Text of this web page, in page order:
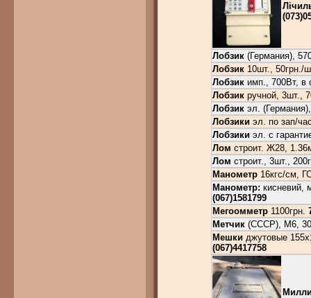
Лобзик(Германия),
Лобзик10шт., 50грн./
Лобзикимп., 700Вт, в
Лобзикручной, 3шт.,
Лобзикэл.
Лобзикиэл. по зап/
Лобзики эл. с
Лом строит. Ж28,
Лом строит., 3шт.,
Манометр16кгс/см,
Манометр: кисневий,
(067)1581799
Мегоомметр1100грн.
Метчик(СССР), М6,
Мешкиджутовые
(067)4417758